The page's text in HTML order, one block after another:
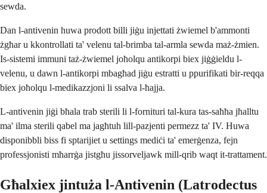
sewda.
Dan l-antivenin huwa prodott billi jiġu injettati żwiemel b'ammonti
żgħar u kkontrollati ta' velenu tal-brimba tal-armla sewda maż-żmien.
Is-sistemi immuni taż-żwiemel joħolqu antikorpi biex jiġġieldu l-
velenu, u dawn l-antikorpi mbagħad jiġu estratti u ppurifikati bir-reqqa
biex joħolqu l-medikazzjoni li ssalva l-ħajja.
L-antivenin jiġi bħala trab sterili li l-fornituri tal-kura tas-saħħa jħalltu
ma' ilma sterili qabel ma jagħtuh lill-pazjenti permezz ta' IV. Huwa
disponibbli biss fi sptarijiet u settings mediċi ta' emerġenza, fejn
professjonisti mħarrġa jistgħu jissorveljawk mill-qrib waqt it-trattament.
Għalxiex jintuża l-Antivenin (Latrodectus